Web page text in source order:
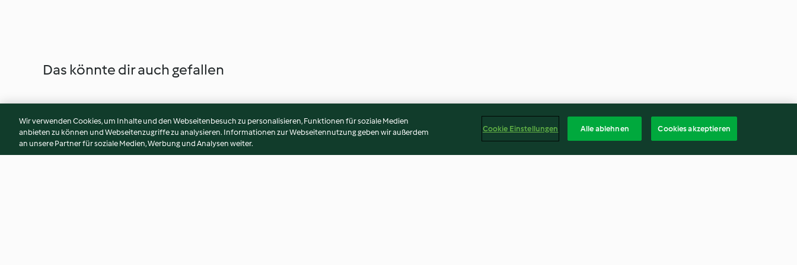
Das könnte dir auch gefallen
Wir verwenden Cookies, um Inhalte und den Webseitenbesuch zu personalisieren, Funktionen für soziale Medien
anbieten zu können und Webseitenzugriffe zu analysieren. Informationen zur Webseitennutzung geben wir außerdem
an unsere Partner für soziale Medien, Werbung und Analysen weiter.
Cookie Einstellungen Alle ablehnen Cookies akzeptieren